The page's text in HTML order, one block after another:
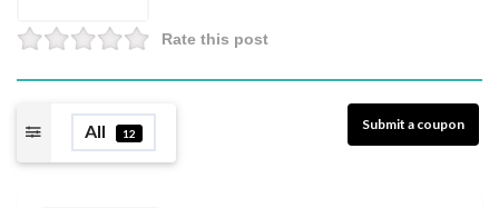
Rate this post
All 12
Submit a coupon